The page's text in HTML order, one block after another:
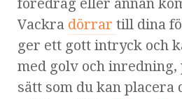
föredrag eller annan
Vackra dörrar till dina
ger ett gott intryck och
med golv och inredning,
sätt som du kan placera